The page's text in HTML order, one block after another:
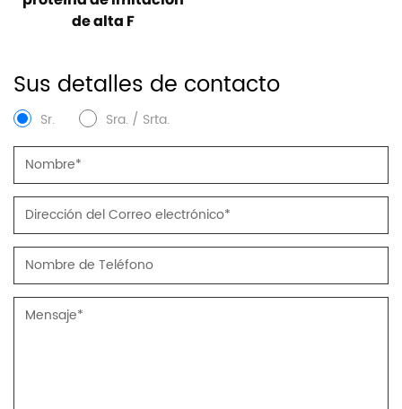
de alta F
Sus detalles de contacto
Sr. Sra. / Srta.